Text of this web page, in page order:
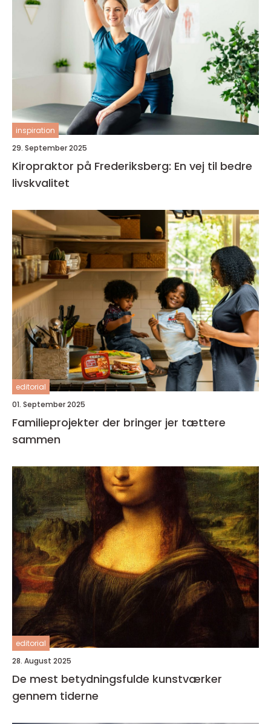
inspiration
29. September 2025
Kiropraktor på Frederiksberg: En vej til bedre
livskvalitet
editorial
01. September 2025
Familieprojekter der bringer jer tættere
sammen
editorial
28. August 2025
De mest betydningsfulde kunstværker
gennem tiderne